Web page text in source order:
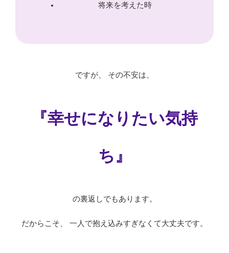
将来を考えた時
ですが、 その不安は、
『幸せになりたい気持
ち』
の裏返しでもあります。
だからこそ、 一人で抱え込みすぎなくて大丈夫です。